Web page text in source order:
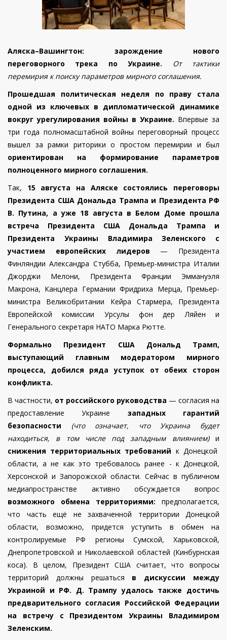
Аляска–Вашингтон: зарождение нового
переговорного трека по Украине. От тактики
перемирия к поиску параметров мирного соглашения.
Прошедшая политическая неделя по праву стала
одной из ключевых в дипломатической динамике
вокруг урегулирования войны в Украине. Впервые за
три года полномасштабной войны переговорный процесс
вышел за рамки риторики о простом перемирии и был
ориентирован на формирование параметров
полноценного мирного соглашения.
Так, 15 августа на Аляске состоялись переговоры
Президента США Дональда Трампа и Президента РФ
В. Путина, а уже 18 августа в Белом Доме прошла
встреча Президента США Дональда Трампа и
Президента Украины Владимира Зеленского с
участием европейских лидеров — Президента
Финляндии Александра Стубба, Премьер-министра Италии
Джорджи Мелони, Президента Франции Эммануэля
Макрона, Канцлера Германии Фридриха Мерца, Премьер-
министра Великобритании Кейра Стармера, Президента
Европейской комиссии Урсулы фон дер Ляйен и
Генерального секретаря НАТО Марка Рютте.
Формально Президент США Дональд Трамп,
выступающий главным модератором мирного
процесса, добился ряда уступок от обеих сторон
конфликта.
В частности, от российского руководства — согласия на
предоставление Украине западных гарантий
безопасности
(что означает, что Украина будет
находиться, в том числе под западным влиянием)и
снижения территориальных требований к Донецкой
области, а не как это требовалось ранее - к Донецкой,
Херсонской и Запорожской области. Сейчас в публичном
медиапространстве активно обсуждается вопрос
возможного обмена территориями: предполагается,
что часть ещё не захваченной территории Донецкой
области, возможно, придется уступить в обмен на
контролируемые РФ регионы Сумской, Харьковской,
Днепропетровской и Николаевской областей (Кинбурнская
коса).
В целом, Президент США считает, что вопросы
территорий должны решаться в дискуссии между
Украиной и РФ. Д. Трампу удалось также достичь
предварительного согласия Российской Федерации
на встречу с Президентом Украины Владимиром
Зеленским.